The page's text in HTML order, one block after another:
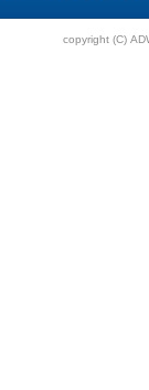
copyright (C)